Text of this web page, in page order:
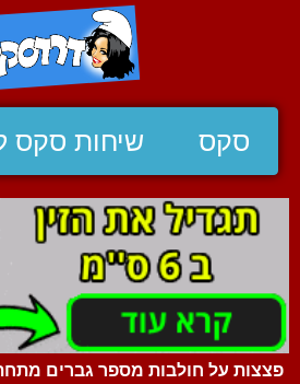
סקס שיחות סקס
פצצות על חולבות מספר גברים